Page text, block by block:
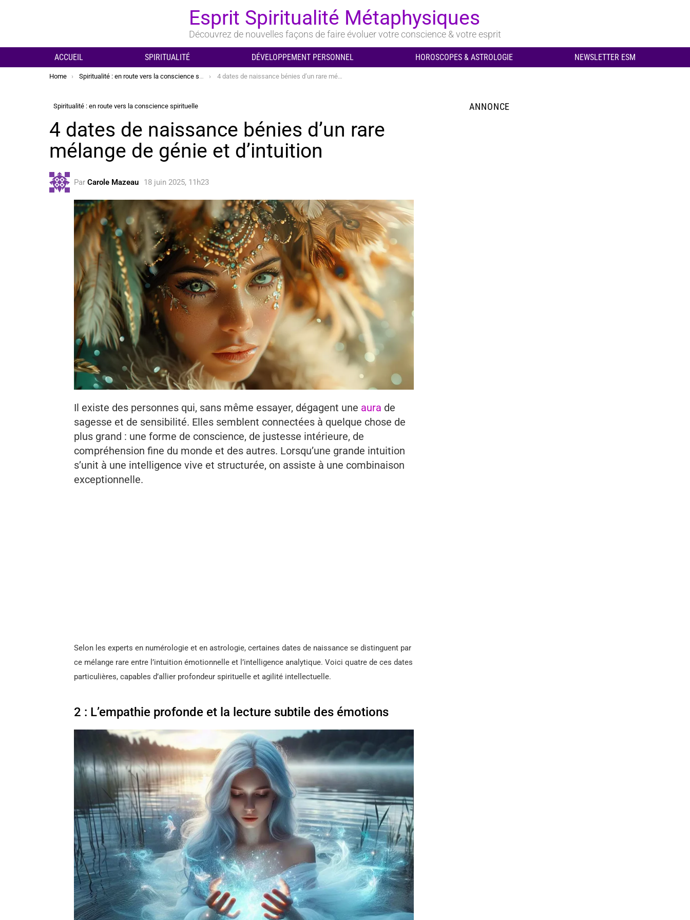
Esprit Spiritualité Métaphysiques
Découvrez de nouvelles façons de faire évoluer votre conscience & votre esprit
ACCUEIL SPIRITUALITÉ DÉVELOPPEMENT PERSONNEL HOROSCOPES & ASTROLOGIE NEWSLETTER ESM
You are here:
Home Spiritualité : en route vers la conscience spirituelle 4 dates de naissance bénies d’un rare mélange de génie et d’intuition
Spiritualité : en route vers la conscience spirituelle
4 dates de naissance bénies d’un rare
mélange de génie et d’intuition
Par Carole Mazeau 18 juin 2025, 11h23
Il existe des personnes qui, sans même essayer, dégagent une aura de
sagesse et de sensibilité. Elles semblent connectées à quelque chose de
plus grand : une forme de conscience, de justesse intérieure, de
compréhension fine du monde et des autres. Lorsqu’une grande intuition
s’unit à une intelligence vive et structurée, on assiste à une combinaison
exceptionnelle.
Selon les experts en numérologie et en astrologie, certaines dates de naissance se distinguent par
ce mélange rare entre l’intuition émotionnelle et l’intelligence analytique. Voici quatre de ces dates
particulières, capables d’allier profondeur spirituelle et agilité intellectuelle.
2 : L’empathie profonde et la lecture subtile des émotions
ANNONCE